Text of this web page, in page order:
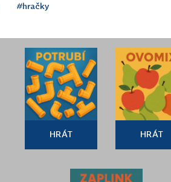
#hračky
HRÁT HRÁT